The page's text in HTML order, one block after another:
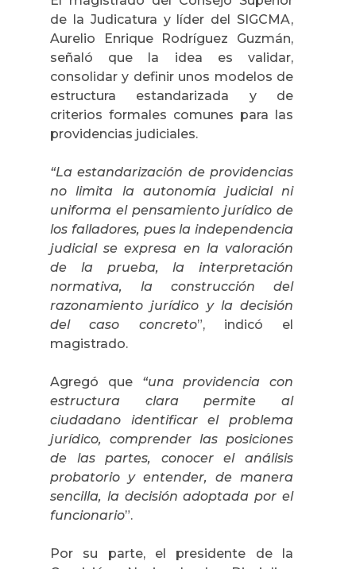
de la Judicatura y líder del SIGCMA,
Aurelio Enrique Rodríguez Guzmán,
señaló que la idea es
validar,
consolidar y definir unos modelos de
estructura estandarizada y de
criterios formales comunes para las
providencias judiciales.
“La estandarización de providencias
no limita la autonomía judicial ni
uniforma el pensamiento jurídico de
los falladores, pues la independencia
judicial se expresa en la valoración
de la prueba, la interpretación
normativa, la construcción del
razonamiento jurídico y la decisión
del caso concreto”, indicó el
magistrado.
Agregó que “una providencia con
estructura clara permite al
ciudadano identificar el problema
jurídico, comprender las posiciones
de las partes, conocer el análisis
probatorio y entender, de manera
sencilla, la decisión adoptada por el
funcionario”.
Por su parte, el presidente de la